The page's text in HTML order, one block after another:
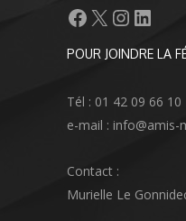
Facebook
X
POUR JOINDRE LA
Tél : 01 42 09 66 10
e-mail : info@amis-
Contact :
Murielle Le